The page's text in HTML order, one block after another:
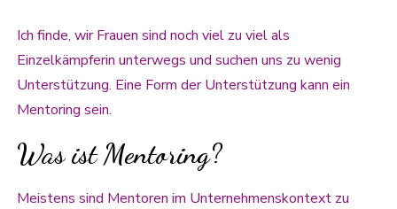
Ich finde, wir Frauen sind noch viel zu viel als
Einzelkämpferin unterwegs und suchen uns zu wenig
Unterstützung. Eine Form der Unterstützung kann ein
Mentoring sein.
Was ist Mentoring?
Meistens sind Mentoren im Unternehmenskontext zu